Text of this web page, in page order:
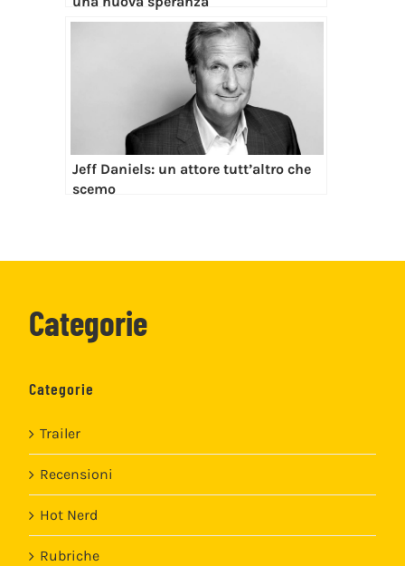
Jeff Daniels: un attore tutt’altro che
scemo
Categorie
Categorie
Trailer
Recensioni
Hot Nerd
Rubriche